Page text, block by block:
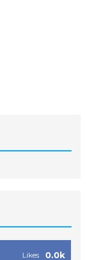
0.0k
Likes